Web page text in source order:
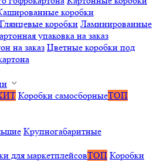
коробки
Глянцевые коробки Ламинированные
упаковка на заказ
на заказ Цветные коробки под
Коробки самосборныеТОП
Крупногабаритные
для маркетплейсовТОП Коробки